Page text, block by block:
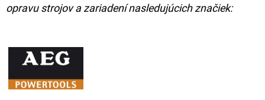
opravu strojov a zariadení nasledujúcich značiek: